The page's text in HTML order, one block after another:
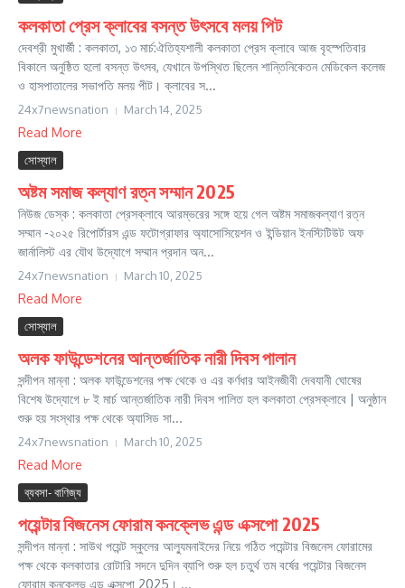
কলকাতা প্রেস ক্লাবের বসন্ত উৎসবে মলয় পিট
দেবশ্রী মুখার্জী : কলকাতা, ১৩ মার্চ:ঐতিহ্যশালী কলকাতা প্রেস ক্লাবে আজ বৃহস্পতিবার
বিকালে অনুষ্ঠিত হলো বসন্ত উৎসব, যেখানে উপস্থিত ছিলেন শান্তিনিকেতন মেডিকেল কলেজ
ও হাসপাতালের সভাপতি মলয় পীট। ক্লাবের স...
24x7newsnation March 14, 2025
Read More
সোস্যাল
অষ্টম সমাজ কল্যাণ রত্ন সম্মান 2025
নিউজ ডেস্ক : কলকাতা প্রেসক্লাবে আরম্ভরের সঙ্গে হয়ে গেল অষ্টম সমাজকল্যাণ রত্ন
সম্মান -২০২৫ রিপোর্টারস এন্ড ফটোগ্রাফার অ্যাসোসিয়েশন ও ইন্ডিয়ান ইনস্টিটিউট অফ
জার্নালিস্ট এর যৌথ উদ্যোগে সম্মান প্রদান অন...
24x7newsnation March 10, 2025
Read More
সোস্যাল
অলক ফাউন্ডেশনের আন্তর্জাতিক নারী দিবস পালান
সন্দীপন মান্না : অলক ফাউন্ডেশনের পক্ষ থেকে ও এর কর্ণধার আইনজীবী দেবযানী ঘোষের
বিশেষ উদ্যোগে ৮ ই মার্চ আন্তর্জাতিক নারী দিবস পালিত হল কলকাতা প্রেসক্লাবে | অনুষ্ঠান
শুরু হয় সংস্থার পক্ষ থেকে অ্যাসিড সা...
24x7newsnation March 10, 2025
Read More
ব্যবসা- বাণিজ্য
পয়েন্টার বিজনেস ফোরাম কনক্লেভ এন্ড এক্সপো 2025
সন্দীপন মান্না : সাউথ পয়েন্ট স্কুলের আল্যুমনাইদের নিয়ে গঠিত পয়েন্টার বিজনেস ফোরামের
পক্ষ থেকে কলকাতার রোটারি সদনে দুদিন ব্যাপি শুরু হল চতুর্থ তম বর্ষের পয়েন্টার বিজনেস
ফোরাম কনক্লেভ এন্ড এক্সপো 2025। ...